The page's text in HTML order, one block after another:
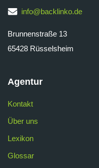
info@backlinko.de
Brunnenstraße 13
65428 Rüsselsheim
Agentur
Kontakt
Über uns
Lexikon
Glossar